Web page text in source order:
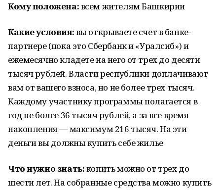
Кому положена:всем жителям Башкирии
Какие условия:вы открываете счет в банке-
партнере (пока это Сбербанк и «Уралсиб») и
ежемесячно кладете на него от трех до десяти
тысяч рублей. Власти республики доплачивают
вам от вашего взноса, но не более трех тысяч.
Каждому участнику программы полагается в
год не более 36 тысяч рублей, а за все время
накопления — максимум 216 тысяч. На эти
деньги вы должны купить себе жилье
Что нужно знать:копить можно от трех до
шести лет. На собранные средства можно купить